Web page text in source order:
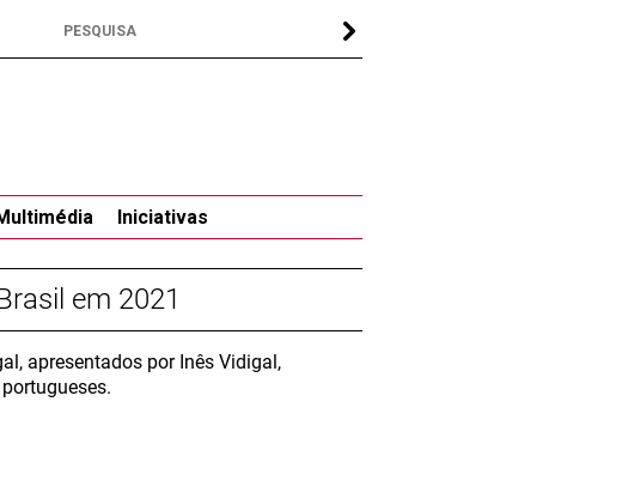
Iniciativas
em 2021
apresentados por Inês Vidigal,